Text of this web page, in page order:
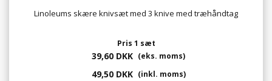
Linoleums skære knivsæt med 3 knive med træhåndtag
Pris 1 sæt
39,60 DKK (eks. moms)
49,50 DKK (inkl. moms)